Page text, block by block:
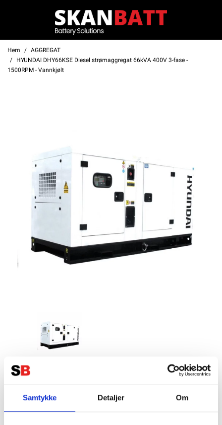
Samtykke Detaljer Om
Hem
AGGREGAT
HYUNDAI DHY66KSE Diesel strømaggregat 66kVA 400V 3-fase -
1500RPM - Vannkjølt
HYUNDAI DHY66KSE Diesel
strømaggregat 66kVA 400V 3-fase -
1500RPM - Vannkjølt